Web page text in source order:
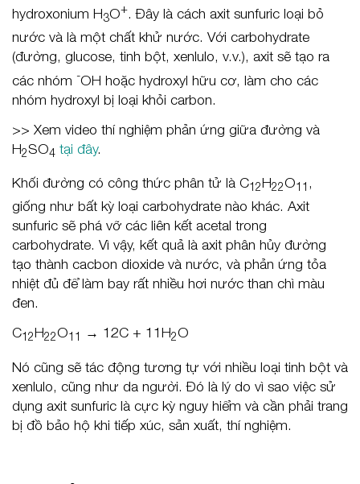
hydroxonium H3O+. Đây là cách axit sunfuric loại bỏ
nước và là một chất khử nước. Với carbohydrate
(đường, glucose, tinh bột, xenlulo, v.v.), axit sẽ tạo ra
các nhóm -OH hoặc hydroxyl hữu cơ, làm cho các
nhóm hydroxyl bị loại khỏi carbon.
>> Xem video thí nghiệm phản ứng giữa đường và
H2SO4 tại đây.
Khối đường có công thức phân tử là C12H22O11 ,
giống như bất kỳ loại carbohydrate nào khác. Axit
sunfuric sẽ phá vỡ các liên kết acetal trong
carbohydrate. Vì vậy, kết quả là axit phân hủy đường
tạo thành cacbon dioxide và nước, và phản ứng tỏa
nhiệt đủ để làm bay rất nhiều hơi nước than chì màu
đen.
C12H22O11 → 12C + 11H2O
Nó cũng sẽ tác động tương tự với nhiều loại tinh bột và
xenlulo, cũng như da người. Đó là lý do vì sao việc sử
dụng axit sunfuric là cực kỳ nguy hiểm và cần phải trang
bị đồ bảo hộ khi tiếp xúc, sản xuất, thí nghiệm.